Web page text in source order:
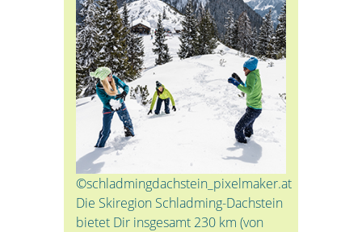
©schladmingdachstein_pixelmaker.at
Die Skiregion Schladming-Dachstein
bietet Dir insgesamt 230 km (von